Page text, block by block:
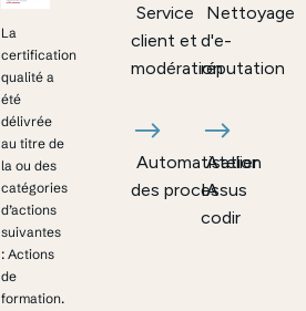
La
certification
qualité a
été
délivrée
au titre de
la ou des
catégories
d’actions
suivantes
: Actions
de
formation.
Service
client et
modération
Automatisation
des processus
Nettoyage
d'e-
réputation
Atelier
IA
codir